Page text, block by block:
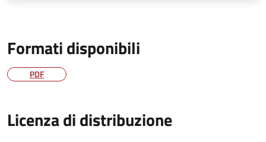
Formati disponibili
PDF
Licenza di distribuzione